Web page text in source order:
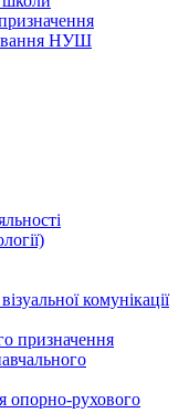
НУШ
комунікації
призначення
рухового